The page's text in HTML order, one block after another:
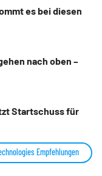
es bei diesen
nach oben –
Startschuss für
Empfehlungen